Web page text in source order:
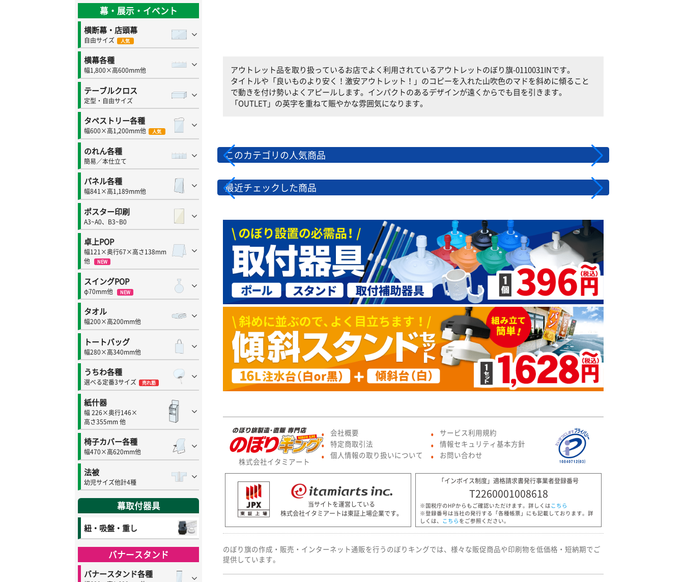
幕・展示・イベント
横断幕・店頭幕
自由サイズ 人気
横幕各種
幅1,800×高600mm他
テーブルクロス
定型・自由サイズ
タペストリー各種
幅600×高1,200mm他 人気
のれん各種
簡易／本仕立て
パネル各種
幅841×高1,189mm他
ポスター印刷
A3~A0、B3~B0
卓上POP
幅121×奥行67×高さ138mm
他
NEW
スイングPOP
φ70mm他 NEW
タオル
幅200×高200mm他
トートバッグ
幅280×高340mm他
うちわ各種
選べる定番3サイズ 売れ筋
紙什器
幅 226×奥行146×
高さ355mm 他
椅子カバー各種
幅470×高620mm他
法被
幼児サイズ他計4種
幕取付器具
紐・吸盤・重し
バナースタンド
バナースタンド各種
アウトレット品を取り扱っているお店でよく利用されているアウトレットのぼり旗-0110031INです。
タイトルや「良いものより安く！激安アウトレット！」のコピーを入れた山吹色のマドを斜めに傾ること
で動きを付け勢いよくアピールします。インパクトのあるデザインが遠くからでも目を引きます。
「OUTLET」の英字を重ねて賑やかな雰囲気になります。
このカテゴリの人気商品
最近チェックした商品
株式会社イタミアート
● 会社概要
● 特定商取引法
● 個人情報の取り扱いについて
● サービス利用規約
● 情報セキュリティ基本方針
● お問い合わせ
当サイトを運営している
株式会社イタミアートは東証上場企業です。
「インボイス制度」適格請求書発行事業者登録番号
T2260001008618
※国税庁のHPからもご確認いただけます。詳しくは こちら
※登録番号は当社の発行する「各種帳票」にも記載しております。詳
しくは、
こちら をご参照ください。
のぼり旗の作成・販売・インターネット通販を行うのぼりキングでは、様々な販促商品や印刷物を低価格・短納期でご
提供しています。